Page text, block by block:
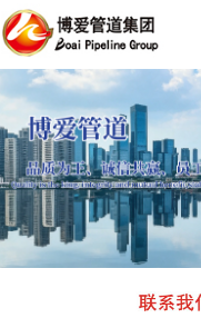
首页
关于我们
联系我们
生产车间
产品检测